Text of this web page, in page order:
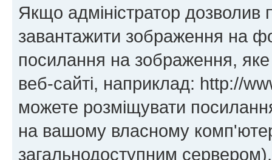
Якщо адміністратор
завантажити зображення на
посилання на зображення, яке
веб-сайті, наприклад: http://
можете розміщувати
на вашому власному
загальнодоступним